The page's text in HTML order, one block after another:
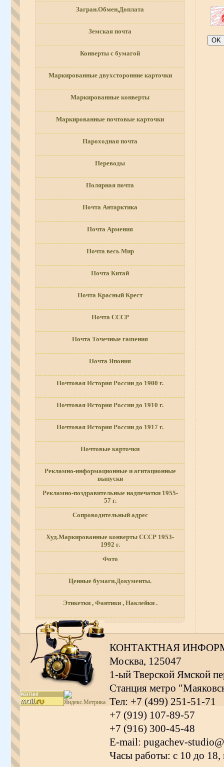
Загран.Обмен,Доплата
Земская почта
Конверты с бумагой
Маркированные двухсторонние карточки
Маркированные конверты
Маркированные почтовые карточки
Пароходная почта
Переводы
Полярная почта
Почта Антарктика
Почта Армения
Почта весь Мир
Почта Китай
Почта Красный Крест
Почта СССР
Почта Точечные гашения
Почта Япония
Почтовая История России до 1900 г.
Почтовая История России до 1910 г.
Почтовая История России до 1917 г.
Почтовые карточки
Рекламно-информационные и агитационные
выпуски
Рекламно-поздравительные надпечатки 1955-
57 г.
Сопроводительный адрес
Худ.Маркированные конверты СССР 1953-
1992 г.
Фото
Ценные бумаги.Документы.
Этикетки , Фантики , Наклейки .
КОНТАКТНАЯ
Москва, 125047
1-ый Тверской Ямской
Станция метро
Тел: +7 (499) 251-51-71
+7 (919) 107-89-57
+7 (916) 300-45-48
E-mail: pugachev-
Часы работы: с 10 до 18,